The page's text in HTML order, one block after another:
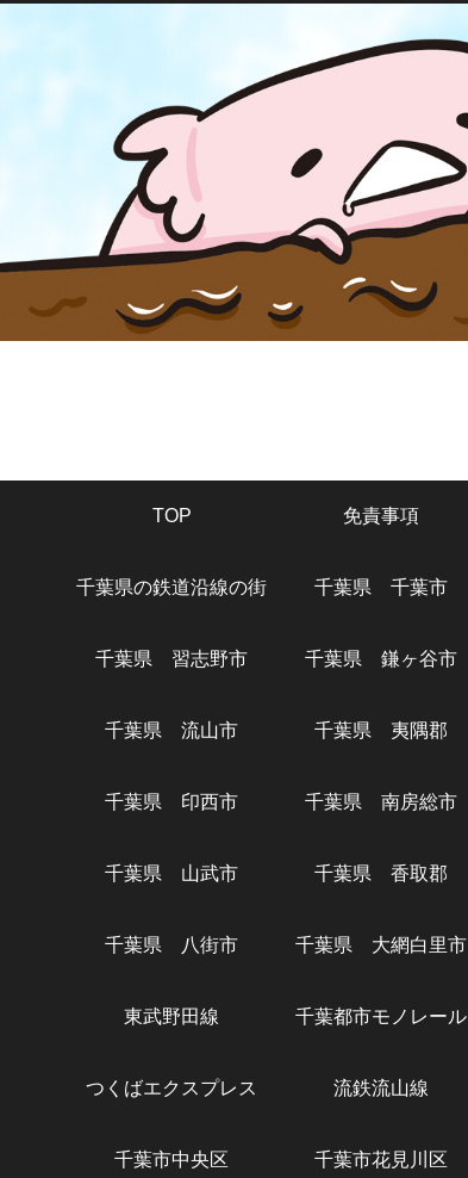
TOP 免責事項
千葉県の鉄道沿線の街 千葉県 千葉市
千葉県 習志野市 千葉県 鎌ヶ谷市
千葉県 流山市 千葉県 夷隅郡
千葉県 印西市 千葉県 南房総市
千葉県 山武市 千葉県 香取郡
千葉県 八街市 千葉県 大網白里市
東武野田線 千葉都市モノレール
つくばエクスプレス 流鉄流山線
千葉市中央区 千葉市花見川区